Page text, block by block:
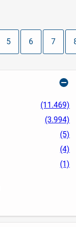
5 6 7
(11.469)
(3.994)
(5)
(4)
(1)